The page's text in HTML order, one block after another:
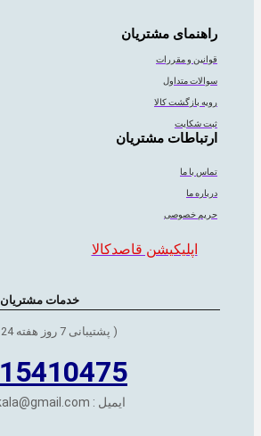
راهنمای مشتریان
قوانین و مقررات
سوالات متداول
رویه بازگشت کالا
ثبت شکایت
ارتباطات مشتریان
تماس با ما
درباره ما
حریم خصوصی
اپلیکیشن قاصدکالا
خدمات مشتریان
( پشتیبانی 7 روز هفته 24 ساعته )
ایمیل : ghasedkala@gmail.com